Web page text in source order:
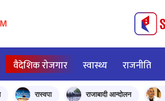
वैदेशिक रोजगार स्वास्थ्य राजनीति
रास्वपा राजाबादी आन्दोलन